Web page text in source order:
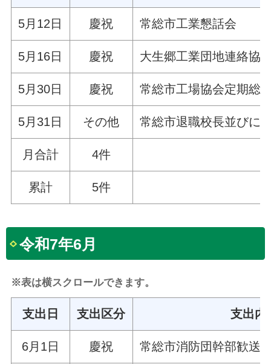
5月12日 慶祝 常総市工業懇話会
5月16日 慶祝 大生郷工業団地連絡協
5月30日 慶祝 常総市工場協会定期総
5月31日 その他 常総市退職校長並びに
月合計 4件
累計 5件
令和7年6月
※表は横スクロールできます。
支出日 支出区分 支出内
6月1日 慶祝 常総市消防団幹部歓送